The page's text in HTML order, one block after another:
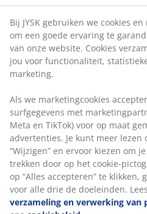
Kleine glazen lantaarn met
basis, beschikbaar in assorti
geschikt voor stompkaarsen
uitnodigende gloed. Ideaal
loungetafel te plaatsen voor
H16 cm
Artikelnummer: 6426032
Specificaties
Bij JYSK gebruiken we cookies
om een goede ervaring te
van onze website. Cookies
jou voor functionaliteit,
marketing.
Als we marketingcookies
surfgegevens met
Meta en TikTok) voor op maat
advertenties. Je kunt meer
“Wijzigen” en ervoor kiezen om
trekken door op het cookie-
op “Alles accepteren” te klikken,
voor alle drie de doeleinden.
verzameling en verwerking van